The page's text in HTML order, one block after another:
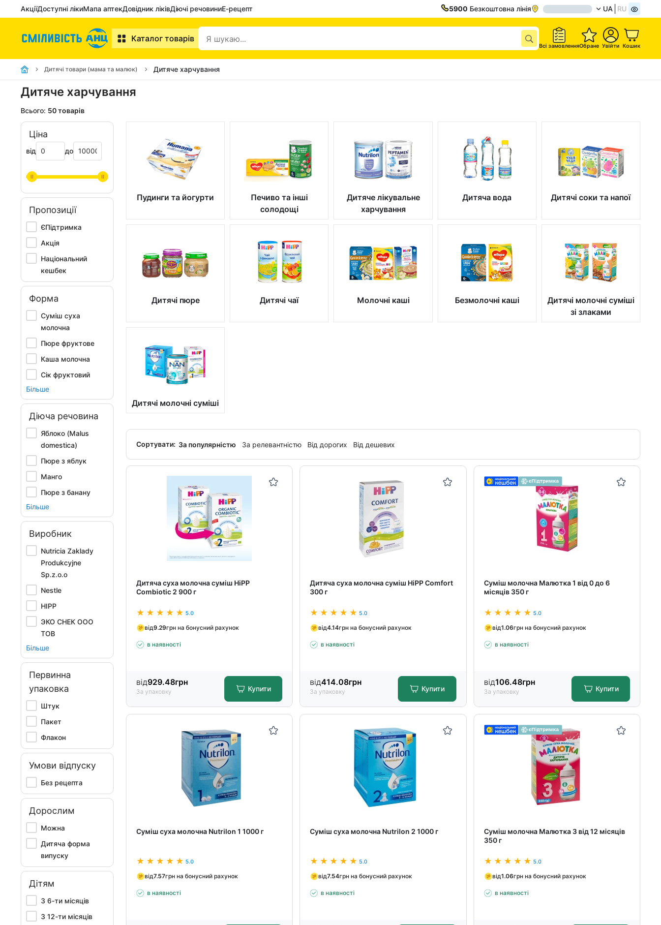
АкціїДоступні лікиМапа аптекДовідник ліківДіючі речовиниЕ-рецепт 5900 Безкоштовна лінія UA RU
Каталог товарів
Всі замовленняОбране Увійти Кошик
Дитячі товари (мама та малюк) Дитяче харчування
Дитяче харчування
Всього: 50 товарів
Ціна
від до
Пропозиції
ЄПідтримка
Акція
Національний
кешбек
Форма
Суміш суха
молочна
Пюре фруктове
Каша молочна
Сік фруктовий
Більше
Діюча речовина
Яблоко (Malus
domestica)
Пюре з яблук
Манго
Пюре з банану
Більше
Виробник
Nutricia Zaklady
Produkcyjne
Sp.z.o.o
Nestle
HIPP
ЭКО СНЕК ООО
ТОВ
Більше
Первинна
упаковка
Штук
Пакет
Флакон
Умови відпуску
Без рецепта
Дорослим
Можна
Дитяча форма
випуску
Дітям
З 6-ти місяців
З 12-ти місяців
Пудинги та йогурти
Печиво та інші
солодощі
Дитяче лікувальне
харчування
Дитяча вода Дитячі соки та напої
Дитячі пюре Дитячі чаї Молочні каші Безмолочні каші
Дитячі молочні суміші
зі злаками
Дитячі молочні суміші
Сортувати: За популярністю За релевантністю Від дорогих Від дешевих
Дитяча суха молочна суміш HiPP
Combiotiс 2 900 г
5.0
від9.29грн на бонусний рахунок
в наявності
від929.48грн
За упаковку Купити
Дитяча суха молочна суміш HiPP Comfort
300 г
5.0
від4.14грн на бонусний рахунок
в наявності
від414.08грн
За упаковку Купити
Суміш молочна Малютка 1 від 0 до 6
місяців 350 г
5.0
від1.06грн на бонусний рахунок
в наявності
від106.48грн
За упаковку Купити
Суміш суха молочна Nutrilon 1 1000 г
5.0
від7.57грн на бонусний рахунок
в наявності
Суміш суха молочна Nutrilon 2 1000 г
5.0
від7.54грн на бонусний рахунок
в наявності
Суміш молочна Малютка 3 від 12 місяців
350 г
5.0
від1.06грн на бонусний рахунок
в наявності